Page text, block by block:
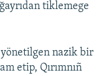
tiklemege
yönetilgen nazik bir
etip, Qırımnıñ